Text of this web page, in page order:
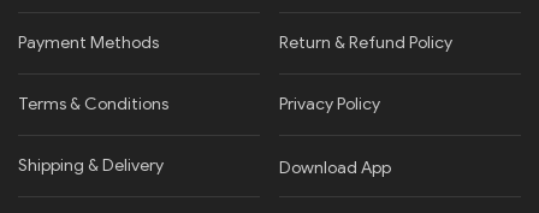
Payment Methods Return & Refund Policy
Terms & Conditions Privacy Policy​
Shipping & Delivery Download App